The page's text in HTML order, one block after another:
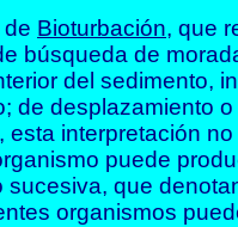
Bioturbación, que
búsqueda de
del sedimento,
de desplazamiento
esta interpretación
puede
sucesiva, que
organismos